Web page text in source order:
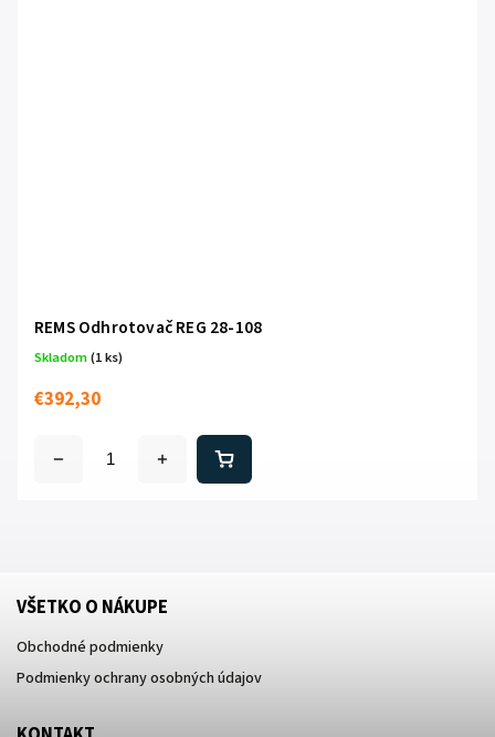
REMS Odhrotovač REG 28-108
Skladom(1 ks)
€392,30
VŠETKO O NÁKUPE
Obchodné podmienky
Podmienky ochrany osobných údajov